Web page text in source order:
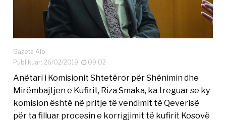
Gazeta Alo
Publikuar: 26/02/2019
09:02
Anëtari i Komisionit Shtetëror për Shënimin dhe
Mirëmbajtjen e Kufirit, Riza Smaka, ka treguar se ky
komision është në pritje të vendimit të Qeverisë
për ta filluar procesin e korrigjimit të kufirit Kosovë